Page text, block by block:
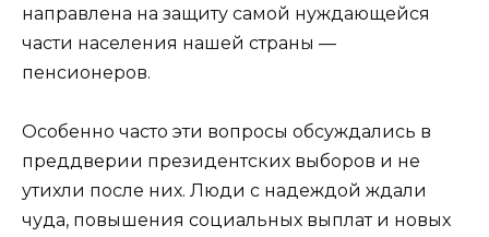
направлена на защиту самой нуждающейся
части населения нашей страны —
пенсионеров.
Особенно часто эти вопросы обсуждались в
преддверии президентских выборов и не
утихли после них. Люди с надеждой ждали
чуда, повышения социальных выплат и новых